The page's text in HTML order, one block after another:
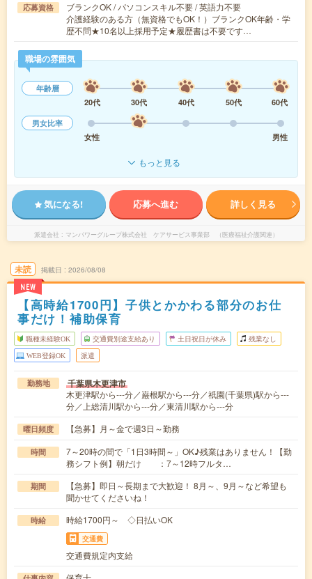
応募資格
ブランクOK / パソコンスキル不要 / 英語力不要
介護経験のある方（無資格でもOK！）ブランクOK年齢・学
歴不問★10名以上採用予定★履歴書は不要です…
職場の雰囲気
年齢層
20代
30代 40代 50代
60代
男女比率
女性
男性
もっと見る
気になる! 応募へ進む 詳しく見る
派遣会社 マンパワーグループ株式会社 ケアサービス事業部 （医療福祉介護関連）
未読
NEW
掲載日 2026/08/08
【高時給1700円】子供とかかわる部分のお仕
事だけ！補助保育
職種未経験OK 交通費別途支給あり 土日祝日が休み 残業なし
WEB登録OK 派遣
勤務地 千葉県木更津市
木更津駅から---分／巌根駅から---分／祇園(千葉県)駅から---
分／上総清川駅から---分／東清川駅から---分
曜日頻度 【急募】月～金で週3日～勤務
時間
7～20時の間で「1日3時間～」OK♪残業はありません！【勤
務シフト例】朝だけ ：7～12時フルタ…
期間
【急募】即日～長期まで大歓迎！ 8月～、9月～など希望も
聞かせてくださいね！
時給 時給1700円～ ◇日払いOK
交通費
交通費規定内支給